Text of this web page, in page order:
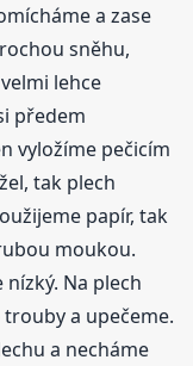
a zase
sněhu,
lehce
předem
vyložíme pečicím
tak plech
papír, tak
moukou.
Na plech
a upečeme.
a necháme